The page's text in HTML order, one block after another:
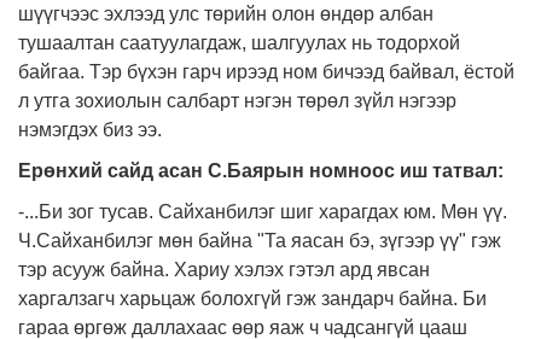
шүүгчээс эхлээд улс төрийн олон өндөр албан
тушаалтан саатуулагдаж, шалгуулах нь тодорхой
байгаа. Тэр бүхэн гарч ирээд ном бичээд байвал, ёстой
л утга зохиолын салбарт нэгэн төрөл зүйл нэгээр
нэмэгдэх биз ээ.
Ерөнхий сайд асан С.Баярын номноос иш татвал:
-...Би зог тусав. Сайханбилэг шиг харагдах юм. Мөн үү.
Ч.Сайханбилэг мөн байна "Та яасан бэ, зүгээр үү" гэж
тэр асууж байна. Хариу хэлэх гэтэл ард явсан
харгалзагч харьцаж болохгүй гэж зандарч байна. Би
гараа өргөж даллахаас өөр яаж ч чадсангүй цааш